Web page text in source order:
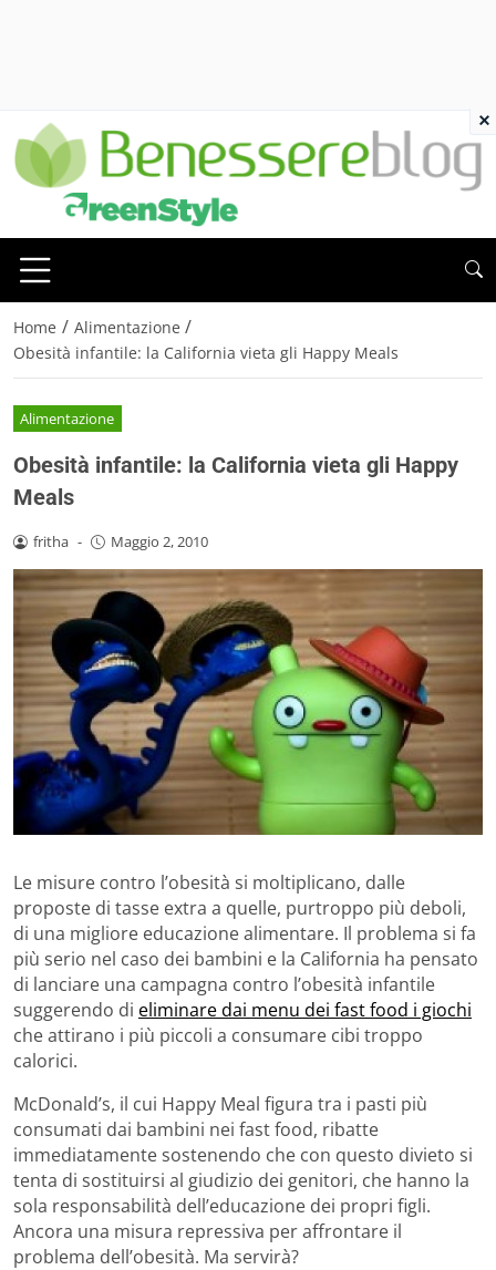
Home / Alimentazione /
Obesità infantile: la California vieta gli Happy Meals
Alimentazione
Obesità infantile: la California vieta gli Happy
Meals
fritha - Maggio 2, 2010
Le misure contro l’obesità si moltiplicano, dalle
proposte di tasse extra a quelle, purtroppo più deboli,
di una migliore educazione alimentare. Il problema si fa
più serio nel caso dei bambini e la California ha pensato
di lanciare una campagna contro l’obesità infantile
suggerendo di eliminare dai menu dei fast food i giochi
che attirano i più piccoli a consumare cibi troppo
calorici.
McDonald’s, il cui Happy Meal figura tra i pasti più
consumati dai bambini nei fast food, ribatte
immediatamente sostenendo che con questo divieto si
tenta di sostituirsi al giudizio dei genitori, che hanno la
sola responsabilità dell’educazione dei propri figli.
Ancora una misura repressiva per affrontare il
problema dell’obesità. Ma servirà?
×